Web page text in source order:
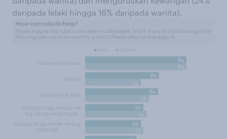
daripada lelaki hingga 16% daripada wanita).